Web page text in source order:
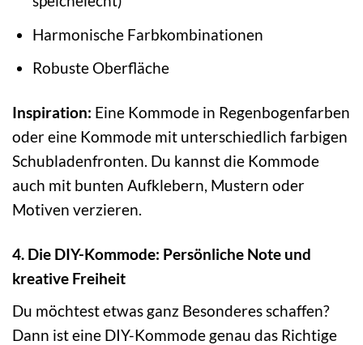
Harmonische Farbkombinationen
Robuste Oberfläche
Inspiration: Eine Kommode in Regenbogenfarben
oder eine Kommode mit unterschiedlich farbigen
Schubladenfronten. Du kannst die Kommode
auch mit bunten Aufklebern, Mustern oder
Motiven verzieren.
4. Die DIY-Kommode: Persönliche Note und
kreative Freiheit
Du möchtest etwas ganz Besonderes schaffen?
Dann ist eine DIY-Kommode genau das Richtige